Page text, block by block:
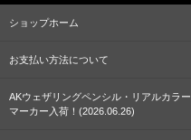
ショップホーム
お支払い方法について
AKウェザリングペンシル・リアルカラー
マーカー入荷！(2026.06.26)